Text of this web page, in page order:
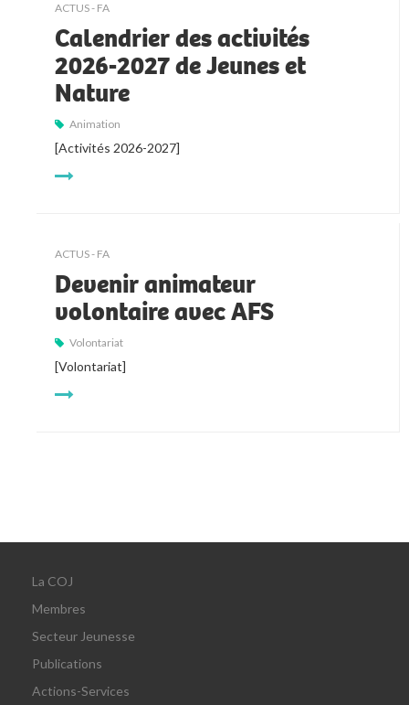
ACTUS - FA
Calendrier des activités
2026-2027 de Jeunes et
Nature
Animation
[Activités 2026-2027]
ACTUS - FA
Devenir animateur
volontaire avec AFS
Volontariat
[Volontariat]
La COJ
Membres
Secteur Jeunesse
Publications
Actions-Services